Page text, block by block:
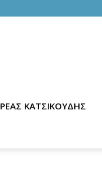
ΚΑΤΣΙΚΟΥΔΗΣ